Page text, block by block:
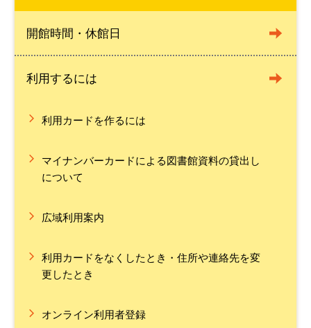
開館時間・休館日
利用するには
利用カードを作るには
マイナンバーカードによる図書館資料の貸出し
について
広域利用案内
利用カードをなくしたとき・住所や連絡先を変
更したとき
オンライン利用者登録